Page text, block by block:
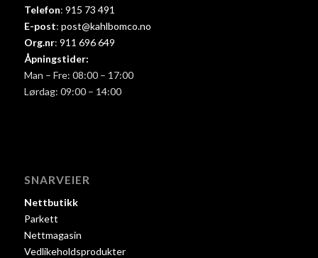
Telefon: 915 73 491
E-post: post@kahlbomco.no
Org.nr: 911 696 649
Åpningstider:
Man – Fre: 08:00 – 17:00
Lørdag: 09:00 – 14:00
SNARVEIER
Nettbutikk
Parkett
Nettmagasin
Vedlikeholdsprodukter